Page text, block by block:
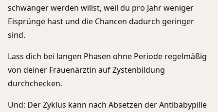
schwanger werden willst, weil du pro Jahr weniger
Eisprünge hast und die Chancen dadurch geringer
sind.
Lass dich bei langen Phasen ohne Periode regelmäßig
von deiner Frauenärztin auf Zystenbildung
durchchecken.
Und: Der Zyklus kann nach Absetzen der Antibabypille